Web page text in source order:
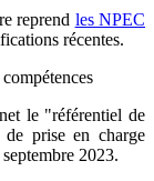
reprend les NPEC
récentes.
le "référentiel de
de prise en charge
2023.